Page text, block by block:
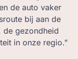
de auto vaker
bij aan de
de gezondheid
in onze regio.”